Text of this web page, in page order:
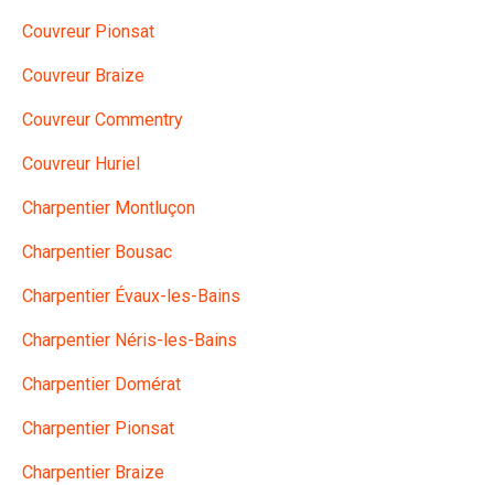
Couvreur Pionsat
Couvreur Braize
Couvreur Commentry
Couvreur Huriel
Charpentier Montluçon
Charpentier Bousac
Charpentier Évaux-les-Bains
Charpentier Néris-les-Bains
Charpentier Domérat
Charpentier Pionsat
Charpentier Braize